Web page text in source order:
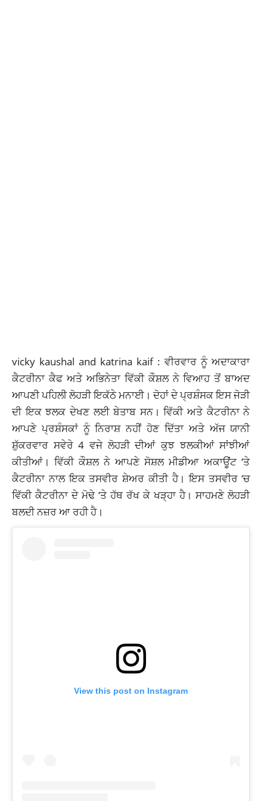
vicky kaushal and katrina kaif : ਵੀਰਵਾਰ ਨੂੰ ਅਦਾਕਾਰਾ
ਕੈਟਰੀਨਾ ਕੈਫ ਅਤੇ ਅਭਿਨੇਤਾ ਵਿੱਕੀ ਕੌਸ਼ਲ ਨੇ ਵਿਆਹ ਤੋਂ ਬਾਅਦ
ਆਪਣੀ ਪਹਿਲੀ ਲੋਹੜੀ ਇਕੱਠੇ ਮਨਾਈ। ਦੋਹਾਂ ਦੇ ਪ੍ਰਸ਼ੰਸਕਇਸ ਜੋੜੀ
ਦੀ ਇਕ ਝਲਕ ਦੇਖਣ ਲਈ ਬੇਤਾਬ ਸਨ। ਵਿੱਕੀ ਅਤੇ ਕੈਟਰੀਨਾ ਨੇ
ਆਪਣੇ ਪ੍ਰਸ਼ੰਸਕਾਂ ਨੂੰ ਨਿਰਾਸ਼ ਨਹੀਂ ਹੋਣ ਦਿੱਤਾ ਅਤੇ ਅੱਜ ਯਾਨੀ
ਸ਼ੁੱਕਰਵਾਰ ਸਵੇਰੇ 4 ਵਜੇ ਲੋਹੜੀ ਦੀਆਂ ਕੁਝ ਝਲਕੀਆਂ ਸਾਂਝੀਆਂ
ਕੀਤੀਆਂ। ਵਿੱਕੀ ਕੌਸ਼ਲ ਨੇ ਆਪਣੇ ਸੋਸ਼ਲ ਮੀਡੀਆ ਅਕਾਊਂਟ ‘ਤੇ
ਕੈਟਰੀਨਾ ਨਾਲ ਇਕ ਤਸਵੀਰ ਸ਼ੇਅਰ ਕੀਤੀ ਹੈ। ਇਸ ਤਸਵੀਰ ‘ਚ
ਵਿੱਕੀ ਕੈਟਰੀਨਾ ਦੇ ਮੋਢੇ ‘ਤੇ ਹੱਥ ਰੱਖ ਕੇ ਖੜ੍ਹਾ ਹੈ। ਸਾਹਮਣੇ ਲੋਹੜੀ
ਬਲਦੀ ਨਜ਼ਰ ਆ ਰਹੀ ਹੈ।
View this post on Instagram